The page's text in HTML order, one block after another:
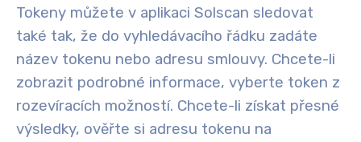
Tokeny můžete v aplikaci Solscan sledovat
také tak, že do vyhledávacího řádku zadáte
název tokenu nebo adresu smlouvy. Chcete-li
zobrazit podrobné informace, vyberte token z
rozevíracích možností. Chcete-li získat přesné
výsledky, ověřte si adresu tokenu na